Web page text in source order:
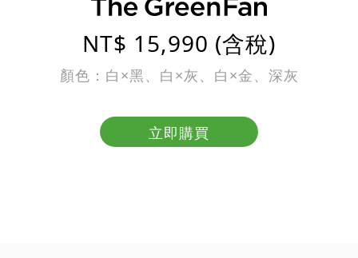
NT$ 15,990 (含稅)
顏色：白×黑、白×灰、白×金、深灰
立即購買